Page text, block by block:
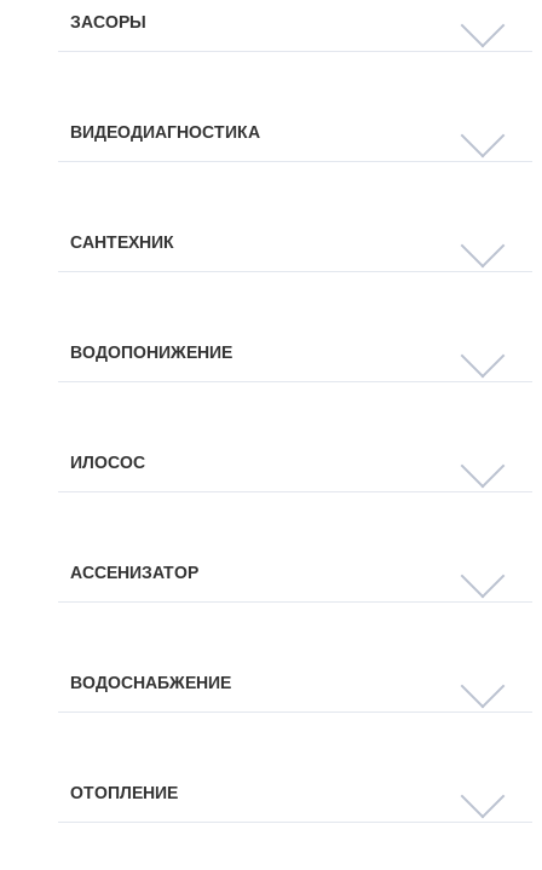
ЗАСОРЫ
ВИДЕОДИАГНОСТИКА
САНТЕХНИК
ВОДОПОНИЖЕНИЕ
ИЛОСОС
АССЕНИЗАТОР
ВОДОСНАБЖЕНИЕ
ОТОПЛЕНИЕ